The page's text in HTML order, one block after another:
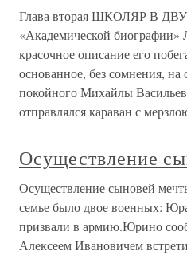
Глава вторая ШКОЛЯР В
«Академической биографии»
красочное описание его
основанное, без сомнения, на
покойного Михайлы
отправлялся караван с
Осуществление
Осуществление сыновей
семье было двое военных:
призвали в армию.Юрино
Алексеем Ивановичем